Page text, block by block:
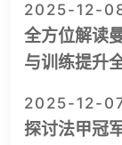
2025-12-
全方位解读
与训练提升
2025-12-
探讨法甲冠